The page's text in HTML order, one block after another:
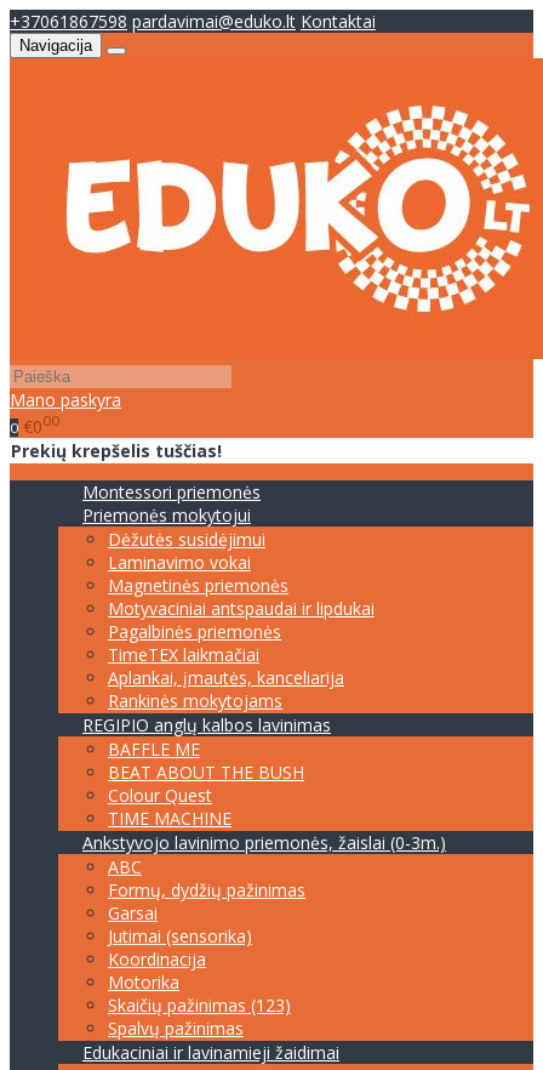
+37061867598 pardavimai@eduko.lt Kontaktai
Navigacija
Mano paskyra
0 €000
Prekių krepšelis tuščias!
Montessori priemonės
Priemonės mokytojui
Dėžutės susidėjimui
Laminavimo vokai
Magnetinės priemonės
Motyvaciniai antspaudai ir lipdukai
Pagalbinės priemonės
TimeTEX laikmačiai
Aplankai, įmautės, kanceliarija
Rankinės mokytojams
REGIPIO anglų kalbos lavinimas
BAFFLE ME
BEAT ABOUT THE BUSH
Colour Quest
TIME MACHINE
Ankstyvojo lavinimo priemonės, žaislai (0-3m.)
ABC
Formų, dydžių pažinimas
Garsai
Jutimai (sensorika)
Koordinacija
Motorika
Skaičių pažinimas (123)
Spalvų pažinimas
Edukaciniai ir lavinamieji žaidimai